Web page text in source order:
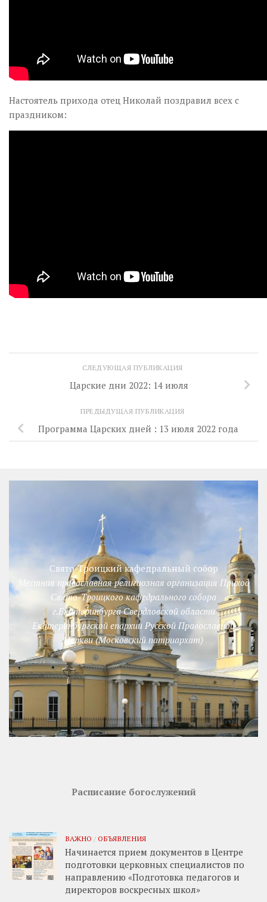
Настоятель прихода отец Николай поздравил всех с
праздником:
СЛЕДУЮЩАЯ ПУБЛИКАЦИЯ
Царские дни 2022: 14 июля
ПРЕДЫДУЩАЯ ПУБЛИКАЦИЯ
Программа Царских дней : 13 июля 2022 года
Свято-Троицкий кафедральный собор
Местная православная религиозная организация Приход
Свято-Троицкого кафедрального собора
г.Екатеринбурга Свердловской области
Екатеринбургской епархии Русской Православной
Церкви (Московский патриархат)
Расписание богослужений
ВАЖНО / ОБЪЯВЛЕНИЯ
Начинается прием документов в Центре
подготовки церковных специалистов по
направлению «Подготовка педагогов и
директоров воскресных школ»